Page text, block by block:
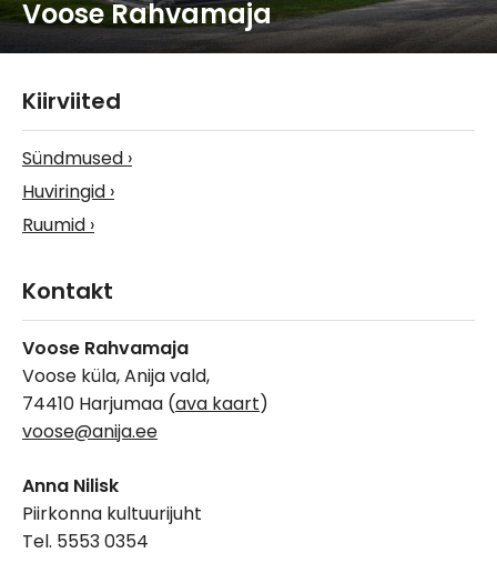
Voose Rahvamaja
Kiirviited
Sündmused
Huviringid
Ruumid
Kontakt
Voose Rahvamaja
Voose küla, Anija vald,
74410 Harjumaa (ava kaart)
voose@anija.ee
Anna Nilisk
Piirkonna kultuurijuht
Tel. 5553 0354